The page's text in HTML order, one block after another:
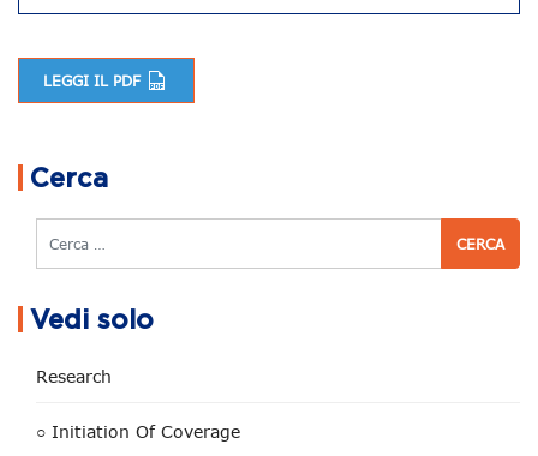
LEGGI IL PDF
Cerca
Cerca
Vedi solo
Research
○ Initiation Of Coverage